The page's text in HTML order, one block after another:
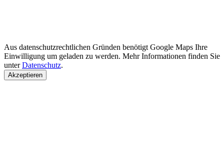
Aus datenschutzrechtlichen Gründen benötigt Google Maps Ihre
Einwilligung um geladen zu werden. Mehr Informationen finden Sie
unterDatenschutz.
Akzeptieren